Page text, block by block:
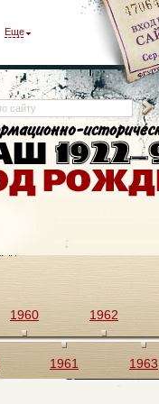
Еще
1960
1961
1962
1963